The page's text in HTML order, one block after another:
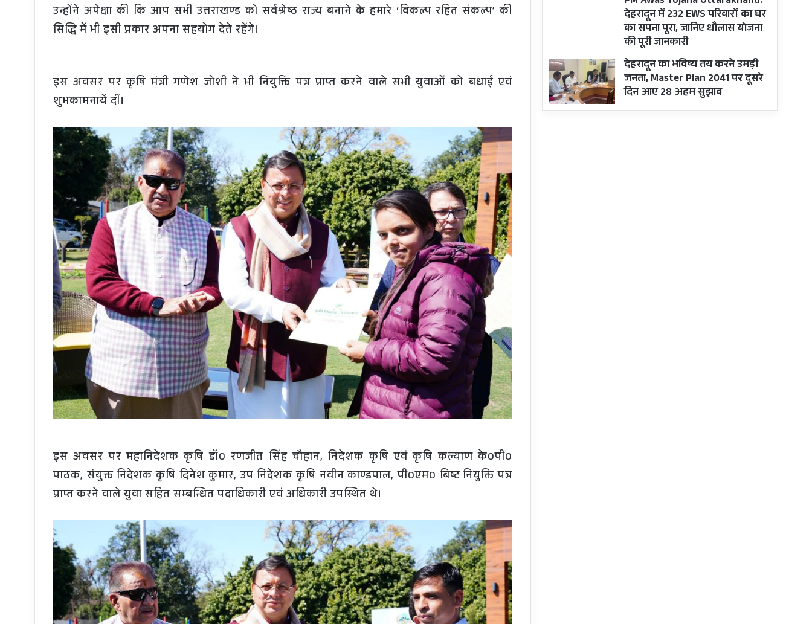
उन्होंने अपेक्षा की कि आप सभी उत्तराखण्ड को सर्वश्रेष्ठ राज्य बनाने के हमारे ‘विकल्प रहित संकल्प’ की
सिद्धि में भी इसी प्रकार अपना सहयोग देते रहेंगे।
इस अवसर पर कृषि मंत्री गणेश जोशी ने भी नियुक्ति पत्र प्राप्त करने वाले सभी युवाओं को बधाई एवं
शुभकामनायें दीं।
इस अवसर पर महानिदेशक कृषि डॉ0 रणजीत सिंह चौहान, निदेशक कृषि एवं कृषि कल्याण के0पी0
पाठक, संयुक्त निदेशक कृषि दिनेश कुमार, उप निदेशक कृषि नवीन काण्डपाल, पी0एम0 बिष्ट नियुक्ति पत्र
प्राप्त करने वाले युवा सहित सम्बन्धित पदाधिकारी एवं अधिकारी उपस्थित थे।
देहरादून में 232 EWS परिवारों का घर
का सपना पूरा, जानिए धौलास योजना
की पूरी जानकारी
देहरादून का भविष्य तय करने उमड़ी
जनता, Master Plan 2041 पर दूसरे
दिन आए 28 अहम सुझाव